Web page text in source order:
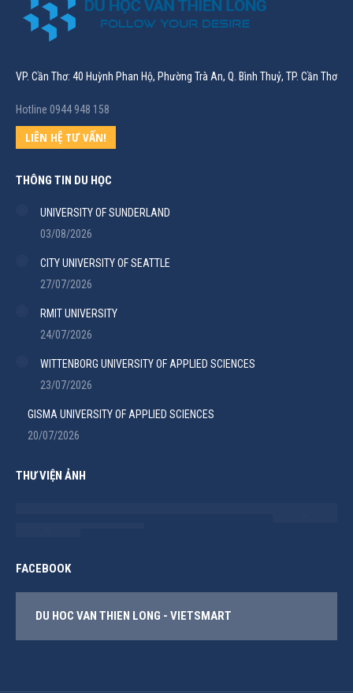
VP. Cần Thơ: 40 Huỳnh Phan Hộ, Phường Trà An, Q. Bình Thuỷ, TP. Cần Thơ
Hotline 0944 948 158
LIÊN HỆ TƯ VẤN!
THÔNG TIN DU HỌC
UNIVERSITY OF SUNDERLAND
03/08/2026
CITY UNIVERSITY OF SEATTLE
27/07/2026
RMIT UNIVERSITY
24/07/2026
WITTENBORG UNIVERSITY OF APPLIED SCIENCES
23/07/2026
GISMA UNIVERSITY OF APPLIED SCIENCES
20/07/2026
THƯ VIỆN ẢNH
FACEBOOK
DU HOC VAN THIEN LONG - VIETSMART